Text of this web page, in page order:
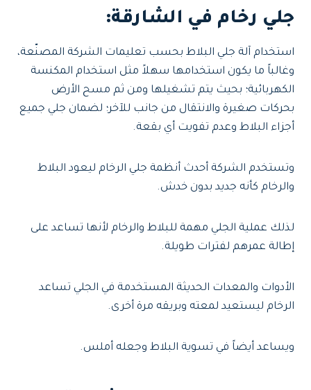
جلي رخام في الشارقة:
استخدام آلة جلي البلاط بحسب تعليمات الشركة المصنّعة،
وغالباً ما يكون استخدامها سهلاً مثل استخدام المكنسة
الكهربائية؛ بحيث يتم تشغيلها ومن ثم مسح الأرض
بحركات صغيرة والانتقال من جانب للآخر؛ لضمان جلي جميع
أجزاء البلاط وعدم تفويت أي بقعة.
وتستخدم الشركة أحدث أنظمة جلي الرخام ليعود البلاط
والرخام كأنه جديد بدون خدش.
لذلك عملية الجلي مهمة للبلاط والرخام لأنها تساعد على
إطالة عمرهم لفترات طويلة.
الأدوات والمعدات الحديثة المستخدمة في الجلي تساعد
الرخام ليستعيد لمعته وبريقه مرة أخرى.
ويساعد أيضاً في تسوية البلاط وجعله أملس.